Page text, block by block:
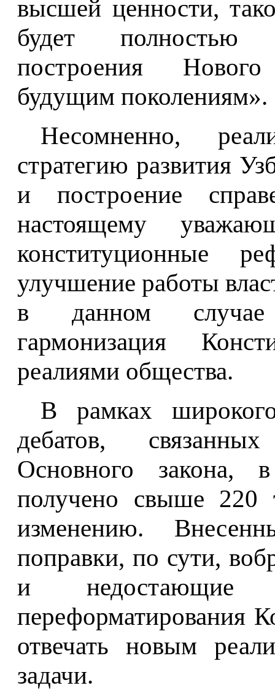
высшей ценности,
будет полностью
построения
будущим поколениям».
Несомненно,
стратегию развития
и построение
настоящему
конституционные
улучшение работы
в данном случае
гармонизация
реалиями общества.
В рамках
дебатов,
Основного закона,
получено свыше 220
изменению.
поправки, по сути,
и недостающие
переформатирования
отвечать новым
задачи.